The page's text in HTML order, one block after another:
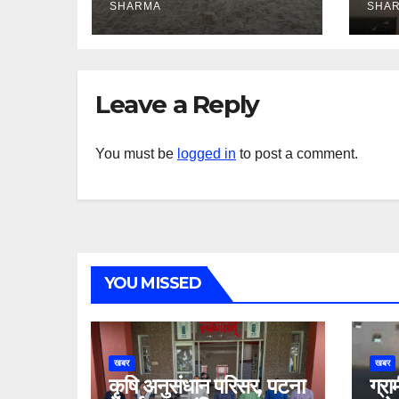
SHARMA
Leave a Reply
You must be logged in to post a comment.
YOU MISSED
खबर
कृषि अनुसंधान परिसर, पटना
खबर